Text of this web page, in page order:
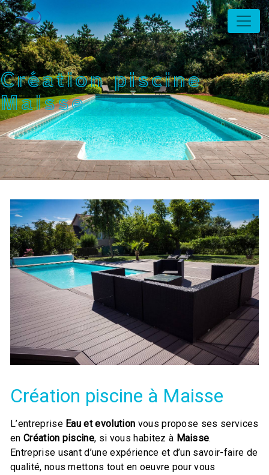
Panneau de gestion des cookies
Création piscine
Maisse
Création piscine à Maisse
L’entreprise Eau et evolution vous propose ses services
en Création piscine, si vous habitez à Maisse.
Entreprise usant d’une expérience et d’un savoir-faire de
qualité, nous mettons tout en oeuvre pour vous